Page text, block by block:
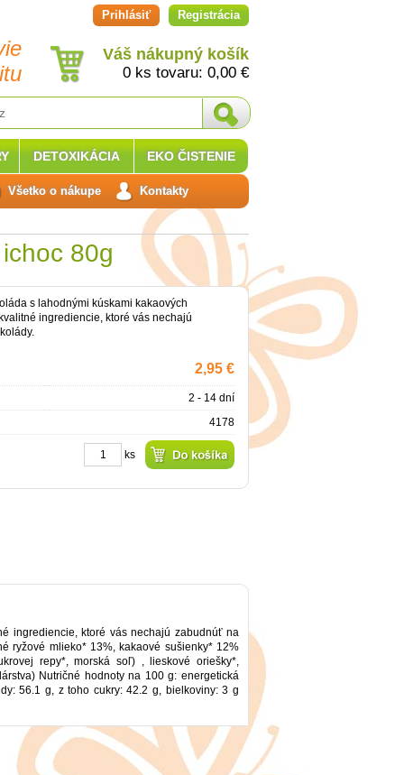
Prihlásiť Registrácia
Váš nákupný košík
0 ks tovaru: 0,00 €
80g
s lahodnými kúskami kakaových
ingrediencie, ktoré vás nechajú
2,95 €
2 - 14 dní
4178
ks
ingrediencie, ktoré vás nechajú zabudnúť na
ryžové mlieko* 13%, kakaové sušienky* 12%
repy*, morská soľ) , lieskové oriešky*,
Nutričné hodnoty na 100 g: energetická
56.1 g, z toho cukry: 42.2 g, bielkoviny: 3 g
DETOXIKÁCIA EKO ČISTENIE
Všetko o nákupe Kontakty